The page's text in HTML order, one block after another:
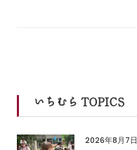
いちむら TOPICS
2026年8月7日